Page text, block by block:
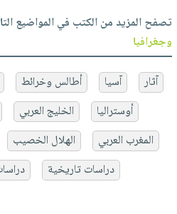
تصفح المزيد من الكتب في المواضيع
وجغرافيا
آثار آسيا أطالس وخرائط
أوستراليا
الخليج العربي
المغرب العربي
الهلال الخصيب
دراسات تاريخية